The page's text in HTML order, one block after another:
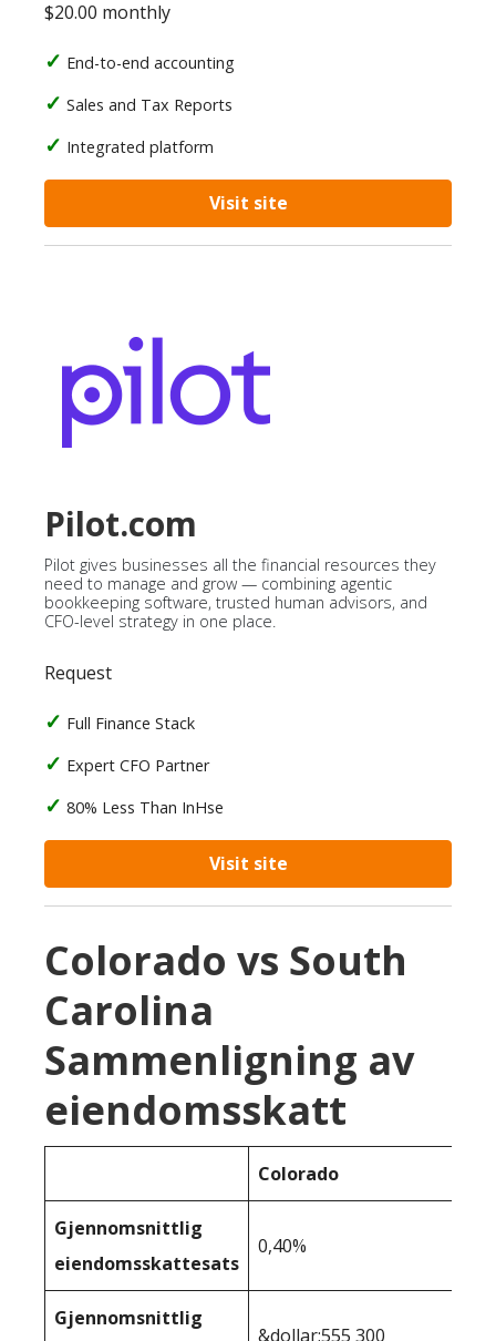
$20.00 monthly
End-to-end accounting
Sales and Tax Reports
Integrated platform
Visit site
Pilot.com
Pilot gives businesses all the financial resources they
need to manage and grow — combining agentic
bookkeeping software, trusted human advisors, and
CFO-level strategy in one place.
Request
Full Finance Stack
Expert CFO Partner
80% Less Than InHse
Visit site
Colorado vs South
Carolina
Sammenligning av
eiendomsskatt
Colorado
Gjennomsnittlig
eiendomsskattesats
0,40%
Gjennomsnittlig
&dollar;555 300